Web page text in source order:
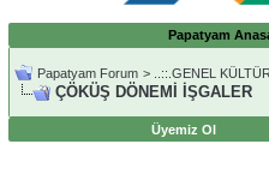
Papatyam
Papatyam Forum > ..::.GENEL
ÇÖKÜŞ DÖNEMİ İŞGALER
Üyemiz Ol